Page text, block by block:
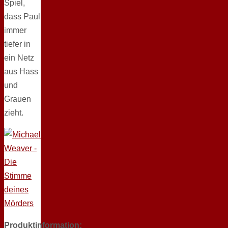
Spiel,
dass Paul
immer
tiefer in
ein Netz
aus Hass
und
Grauen
zieht.
Produktinformation: